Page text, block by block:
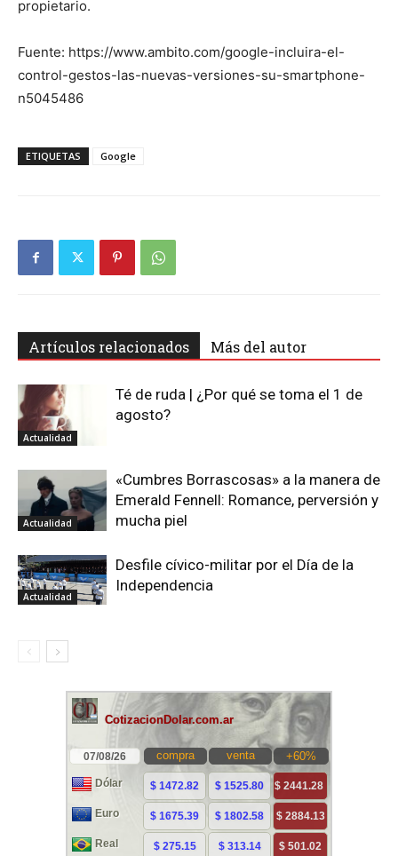
propietario.
Fuente: https://www.ambito.com/google-incluira-el-
control-gestos-las-nuevas-versiones-su-smartphone-
n5045486
ETIQUETAS Google
Artículos relacionados Más del autor
Actualidad
Té de ruda | ¿Por qué se toma el 1 de
agosto?
Actualidad
«Cumbres Borrascosas» a la manera de
Emerald Fennell: Romance, perversión y
mucha piel
Actualidad
Desfile cívico-militar por el Día de la
Independencia